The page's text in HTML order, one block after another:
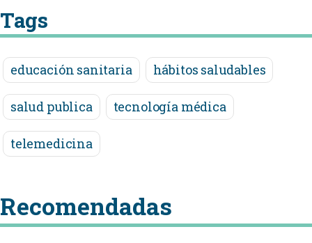
Tags
educación sanitaria hábitos saludables
salud publica tecnología médica
telemedicina
Recomendadas